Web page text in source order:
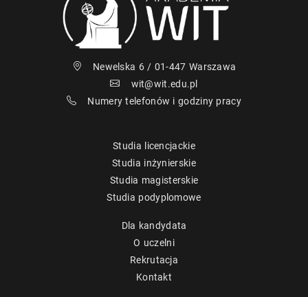
Newelska 6 / 01-447 Warszawa
wit@wit.edu.pl
Numery telefonów i godziny pracy
Studia licencjackie
Studia inżynierskie
Studia magisterskie
Studia podyplomowe
Dla kandydata
O uczelni
Rekrutacja
Kontakt